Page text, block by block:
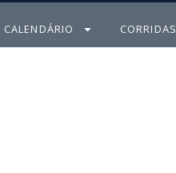
CALENDÁRIO CORRIDAS